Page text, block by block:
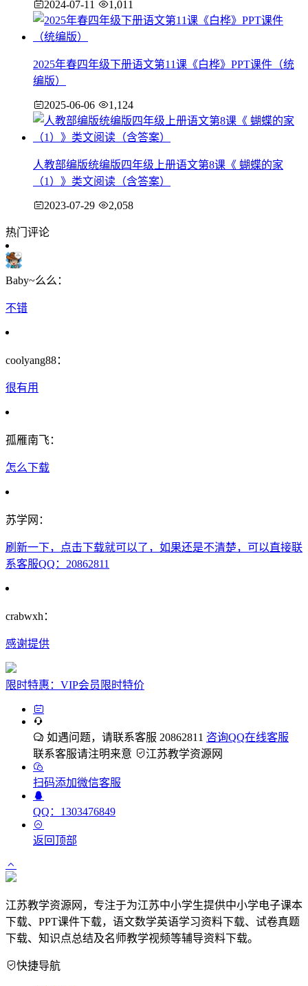
2024-07-11 1,011
2025年春四年级下册语文第11课《白桦》PPT课件（统
编版）
2025-06-06 1,124
人教部编版统编版四年级上册语文第8课《 蝴蝶的家
（1）》类文阅读（含答案）
2023-07-29 2,058
热门评论
Baby~么么：
不错
coolyang88：
很有用
孤雁南飞：
怎么下载
苏学网：
刷新一下，点击下载就可以了，如果还是不清楚，可以直接联
系客服QQ：20862811
crabwxh：
感谢提供
限时特惠：VIP会员限时特价
如遇问题，请联系客服 20862811 咨询QQ在线客服
联系客服请注明来意
江苏教学资源网
扫码添加微信客服
QQ：1303476849
返回顶部
江苏教学资源网，专注于为江苏中小学生提供中小学电子课本
下载、PPT课件下载，语文数学英语学习资料下载、试卷真题
下载、知识点总结及名师教学视频等辅导资料下载。
快捷导航